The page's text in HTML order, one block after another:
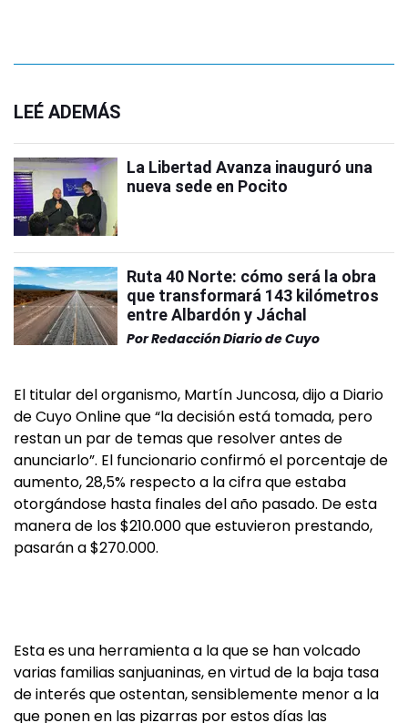
LEÉ ADEMÁS
La Libertad Avanza inauguró una
nueva sede en Pocito
Ruta 40 Norte: cómo será la obra
que transformará 143 kilómetros
entre Albardón y Jáchal
PorRedacción Diario de Cuyo
El titular del organismo, Martín Juncosa, dijo a Diario
de Cuyo Online que “la decisión está tomada, pero
restan un par de temas que resolver antes de
anunciarlo”. El funcionario confirmó el porcentaje de
aumento, 28,5% respecto a la cifra que estaba
otorgándose hasta finales del año pasado. De esta
manera de los $210.000 que estuvieron prestando,
pasarán a $270.000.
Esta es una herramienta a la que se han volcado
varias familias sanjuaninas, en virtud de la baja tasa
de interés que ostentan, sensiblemente menor a la
que ponen en las pizarras por estos días las